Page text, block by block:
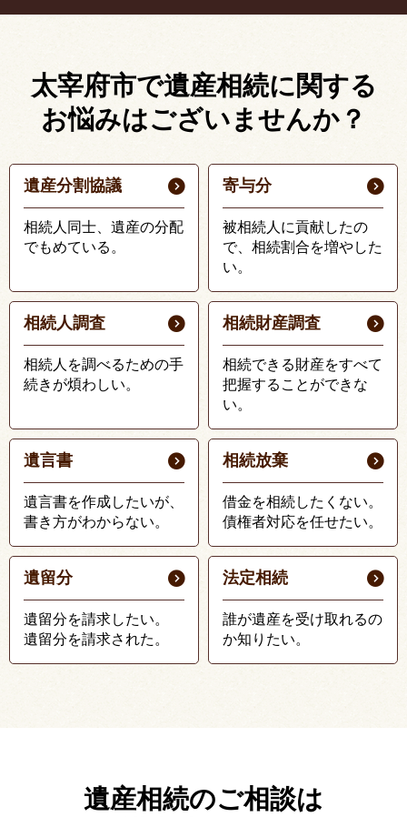
太宰府市で遺産相続に関する
お悩みはございませんか？
遺産分割協議
相続人同士、遺産の分配
でもめている。
寄与分
被相続人に貢献したの
で、相続割合を増やした
い。
相続人調査
相続人を調べるための手
続きが煩わしい。
相続財産調査
相続できる財産をすべて
把握することができな
い。
遺言書
遺言書を作成したいが、
書き方がわからない。
相続放棄
借金を相続したくない。
債権者対応を任せたい。
遺留分
遺留分を請求したい。
遺留分を請求された。
法定相続
誰が遺産を受け取れるの
か知りたい。
遺産相続のご相談は